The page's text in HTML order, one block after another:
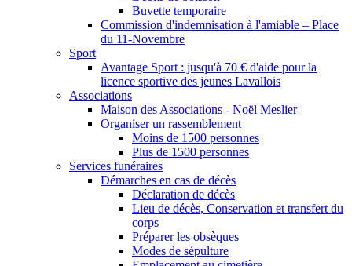
Buvette temporaire
Commission d'indemnisation à l'amiable – Place
du 11-Novembre
Sport
Avantage Sport : jusqu'à 70 € d'aide pour la
licence sportive des jeunes Lavallois
Associations
Maison des Associations - Noël Meslier
Organiser un rassemblement
Moins de 1500 personnes
Plus de 1500 personnes
Services funéraires
Démarches en cas de décès
Déclaration de décès
Lieu de décès, Conservation et transfert du
corps
Préparer les obsèques
Modes de sépulture